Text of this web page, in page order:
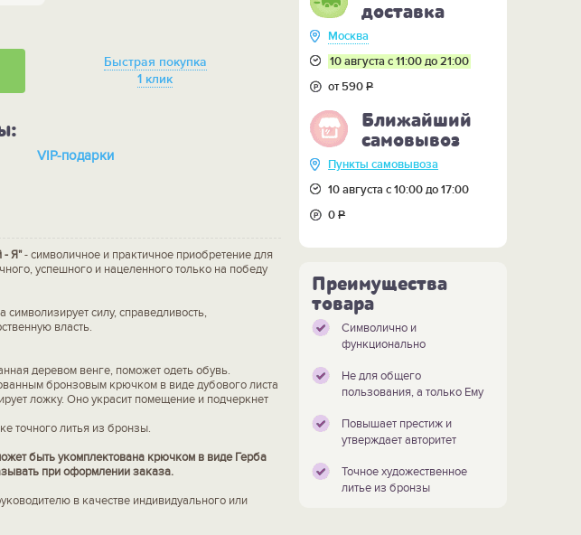
Быстрая покупка
1 клик
VIP-подарки
- Я"- символичное и практичное приобретение для
успешного и нацеленного только на победу
силу, справедливость,
власть.
деревом венге, поможет одеть обувь.
бронзовым крючком в виде дубового листа
ложку. Оно украсит помещение и подчеркнет
точного литья из бронзы.
быть укомплектована крючком в виде Герба
при оформлении заказа.
в качестве индивидуального или
доставка
Москва
10 августа с 11:00 до 21:00
от 590Р
Ближайший
самовывоз
Пункты самовывоза
10 августа с 10:00 до 17:00
0Р
Преимущества
товара
Символично и
функционально
Не для общего
пользования, а только Ему
Повышает престиж и
утверждает авторитет
Точное художественное
литье из бронзы